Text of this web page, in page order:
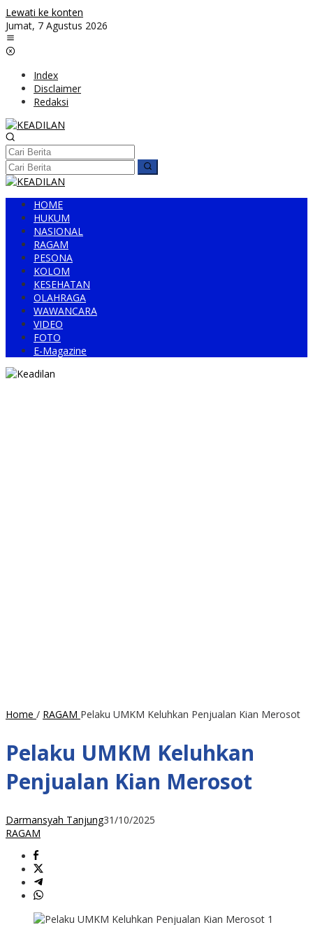
Lewati ke konten
Jumat, 7 Agustus 2026
Index
Disclaimer
Redaksi
HOME
HUKUM
NASIONAL
RAGAM
PESONA
KOLOM
KESEHATAN
OLAHRAGA
WAWANCARA
VIDEO
FOTO
E-Magazine
Home / RAGAM Pelaku UMKM Keluhkan Penjualan Kian Merosot
Pelaku UMKM Keluhkan
Penjualan Kian Merosot
Darmansyah Tanjung31/10/2025
RAGAM